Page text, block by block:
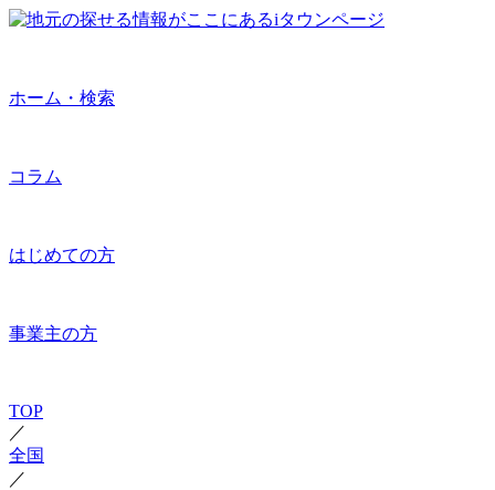
ホーム・検索
コラム
はじめての方
事業主の方
TOP
／
全国
／